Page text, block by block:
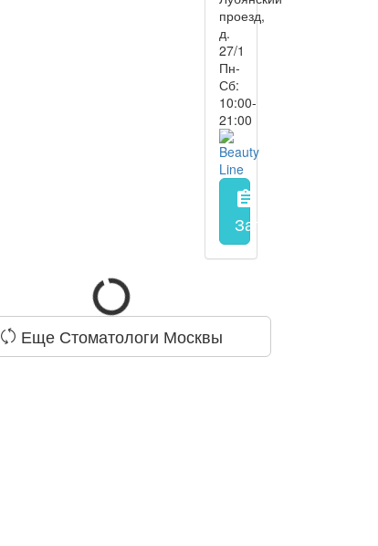
проезд,
д.
27/1
Пн-
Сб:
10:00-
21:00
assignment
Запись на прием
Еще Стоматологи Москвы